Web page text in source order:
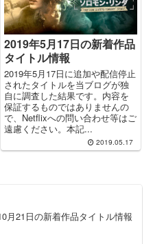
2019年5月17日の新着作品
タイトル情報
2019年5月17日に追加や配信停止
されたタイトルを当ブログが独
自に調査した結果です。内容を
保証するものではありませんの
で、Netflixへの問い合わせ等はご
遠慮ください。本記...
2019.05.17
月21日の新着作品タイトル情報